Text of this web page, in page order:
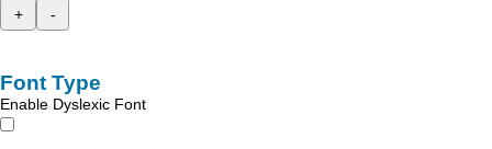
+
-
Font Type
Enable Dyslexic Font